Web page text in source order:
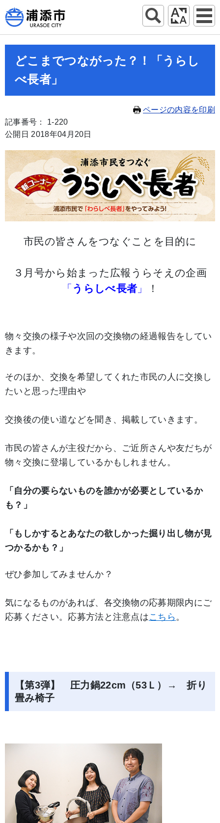
どこまでつながった？！「うらし
べ長者」
ページの内容を印刷
記事番号： 1-220
公開日 2018年04月20日
市民の皆さんをつなぐことを目的に
３月号から始まった広報うらそえの企画
「 うらしべ長者 」 ！
物々交換の様子や次回の交換物の経過報告をしてい
きます。
そのほか、交換を希望してくれた市民の人に交換し
たいと思った理由や
交換後の使い道などを聞き、掲載していきます。
市民の皆さんが主役だから、ご近所さんや友だちが
物々交換に登場しているかもしれません。
「自分の要らないものを誰かが必要としているか
も？」
「もしかするとあなたの欲しかった掘り出し物が見
つかるかも？」
ぜひ参加してみませんか？
気になるものがあれば、各交換物の応募期限内にご
応募ください。応募方法と注意点はこちら。
【第3弾】 圧力鍋22cm（53Ｌ）→ 折り
畳み椅子